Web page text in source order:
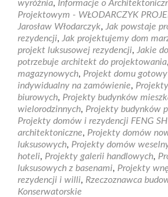
wyróżnia, Informacje o
Projektowym - WŁODARCZYK
Jarosław Włodarczyk, Jak powstaje
rezydencji, Jak projektujemy dom
projekt luksusowej rezydencji, Jakie
potrzebuje architekt do projektowania,
magazynowych, Projekt domu
indywidualny na zamówienie,
biurowych, Projekty budynków
wielorodzinnych, Projekty budynków
Projekty domów i rezydencji FENG
architektoniczne, Projekty domów
luksusowych, Projekty domów
hoteli, Projekty galerii handlowych,
luksusowych z basenami, Projekty
rezydencji i willi, Rzeczoznawca
Konserwatorskie